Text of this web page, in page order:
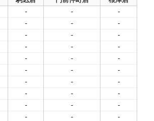
- -
-
- -
-
- -
-
- -
-
- -
-
- -
-
- -
-
- -
-
- -
-
- -
-